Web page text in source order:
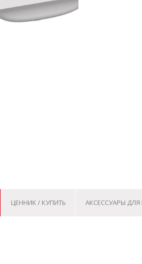
ЦЕННИК / КУПИТЬ АКСЕССУАРЫ